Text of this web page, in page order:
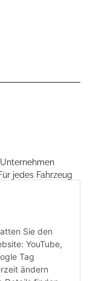
jedes Fahrzeug
kamen
hinzu.
produziert und
gefertigt.
auf
Sie den
YouTube,
Tag
ändern